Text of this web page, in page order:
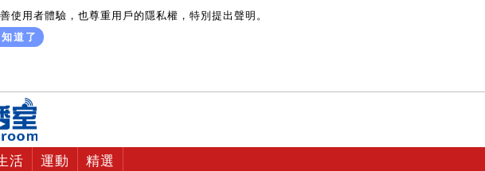
使用者體驗，也尊重用戶的隱私權，特別提出聲明。
知道了
活 運動 精選